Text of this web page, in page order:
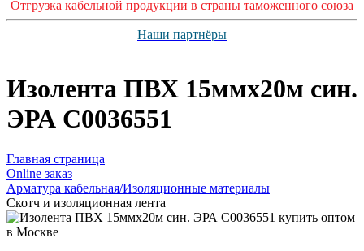
Отгрузка кабельной продукции в страны таможенного союза
Наши партнёры
Изолента ПВХ 15ммх20м син.
ЭРА C0036551
Главная страница
Оnline заказ
Арматура кабельная/Изоляционные материалы
Скотч и изоляционная лента